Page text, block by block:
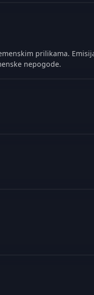
prilikama.
nepogode.